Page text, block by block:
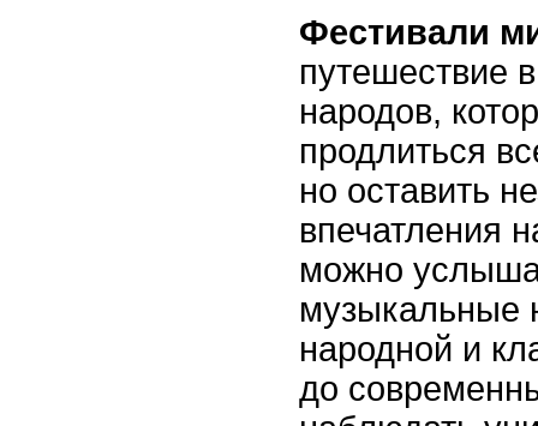
Фестивали
путешествие
народов,
продлиться
но оставить
впечатления
можно
музыкальные
народной и
до